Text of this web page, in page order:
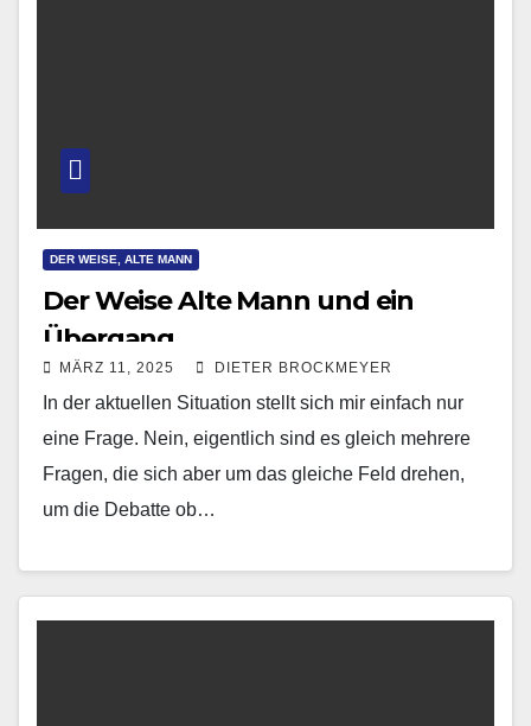
DER WEISE, ALTE MANN
Der Weise Alte Mann und ein
Übergang
MÄRZ 11, 2025 DIETER BROCKMEYER
In der aktuellen Situation stellt sich mir einfach nur
eine Frage. Nein, eigentlich sind es gleich mehrere
Fragen, die sich aber um das gleiche Feld drehen,
um die Debatte ob…